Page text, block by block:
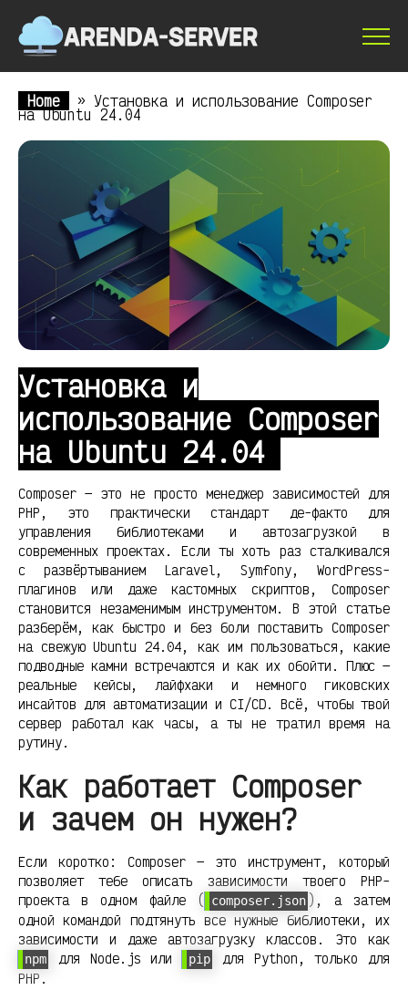
Home » Установка и использование Composer
на Ubuntu 24.04
Установка и
использование Composer
на Ubuntu 24.04
Composer — это не просто менеджер зависимостей для
PHP, это практически стандарт де-факто для
управления библиотеками и автозагрузкой в
современных проектах. Если ты хоть раз сталкивался
с развёртыванием Laravel, Symfony, WordPress-
плагинов или даже кастомных скриптов, Composer
становится незаменимым инструментом. В этой статье
разберём, как быстро и без боли поставить Composer
на свежую Ubuntu 24.04, как им пользоваться, какие
подводные камни встречаются и как их обойти. Плюс —
реальные кейсы, лайфхаки и немного гиковских
инсайтов для автоматизации и CI/CD. Всё, чтобы твой
сервер работал как часы, а ты не тратил время на
рутину.
Как работает Composer
и зачем он нужен?
Если коротко: Composer — это инструмент, который
позволяет тебе описать зависимости твоего PHP-
проекта в одном файле (
composer.json ), а затем
одной командой подтянуть все нужные библиотеки, их
зависимости и даже автозагрузку классов. Это как
npm для Node.js или pip
для Python, только для
PHP.